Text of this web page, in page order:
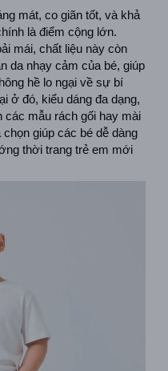
mát, co giãn tốt, và khả
là điểm cộng lớn.
mái, chất liệu này còn
da nhạy cảm của bé, giúp
hề lo ngại về sự bí
ở đó, kiểu dáng đa dạng,
các mẫu rách gối hay mài
giúp các bé dễ dàng
thời trang trẻ em mới